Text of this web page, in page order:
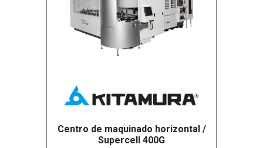
Centro de maquinado horizontal /
Supercell 400G